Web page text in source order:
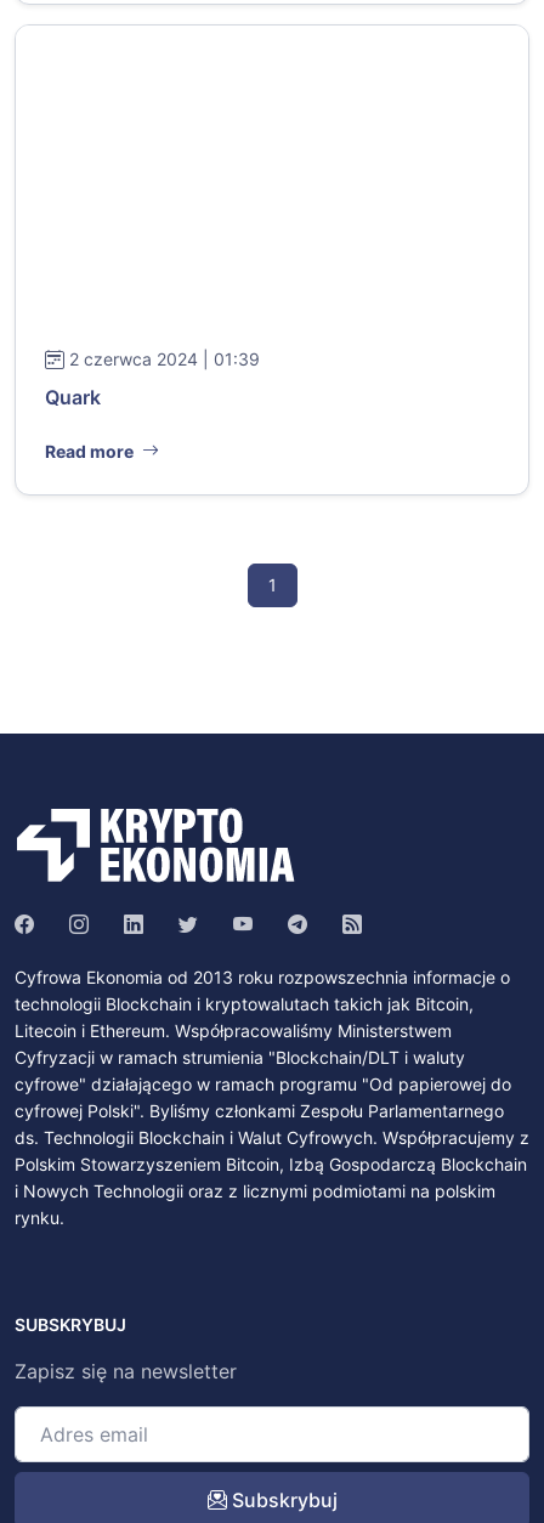
2 czerwca 2024 | 01:39
Quark
Read more
1
Cyfrowa Ekonomia od 2013 roku rozpowszechnia informacje o
technologii Blockchain i kryptowalutach takich jak Bitcoin,
Litecoin i Ethereum. Współpracowaliśmy Ministerstwem
Cyfryzacji w ramach strumienia "Blockchain/DLT i waluty
cyfrowe" działającego w ramach programu "Od papierowej do
cyfrowej Polski". Byliśmy członkami Zespołu Parlamentarnego
ds. Technologii Blockchain i Walut Cyfrowych. Współpracujemy z
Polskim Stowarzyszeniem Bitcoin, Izbą Gospodarczą Blockchain
i Nowych Technologii oraz z licznymi podmiotami na polskim
rynku.
SUBSKRYBUJ
Zapisz się na newsletter
Subskrybuj